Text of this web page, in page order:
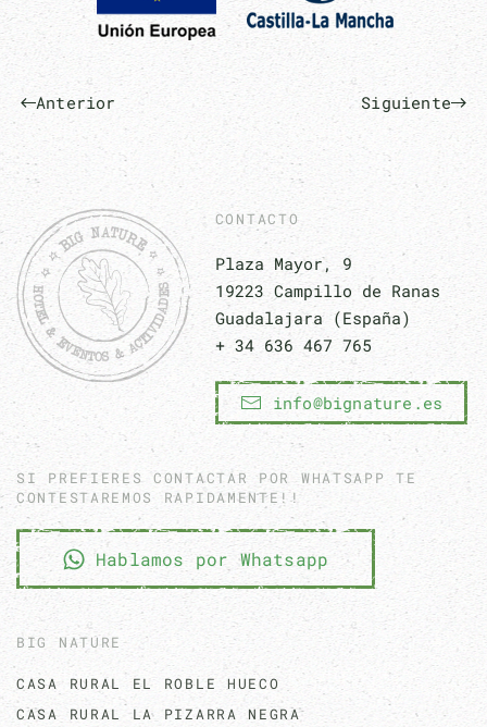
Anterior Siguiente
CONTACTO
Plaza Mayor, 9
19223 Campillo de Ranas
Guadalajara (España)
+ 34 636 467 765
info@bignature.es
SI PREFIERES CONTACTAR POR WHATSAPP TE
CONTESTAREMOS RAPIDAMENTE!!
Hablamos por Whatsapp
BIG NATURE
CASA RURAL EL ROBLE HUECO
CASA RURAL LA PIZARRA NEGRA